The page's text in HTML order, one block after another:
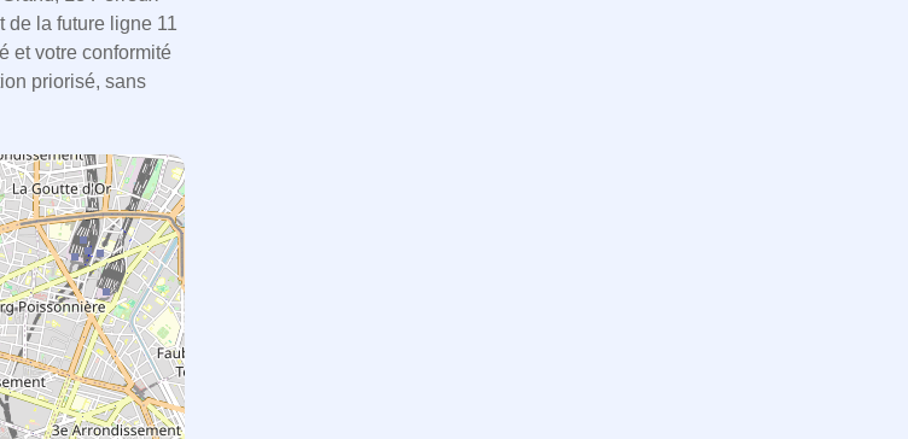
de la future ligne 11
et votre conformité
priorisé, sans